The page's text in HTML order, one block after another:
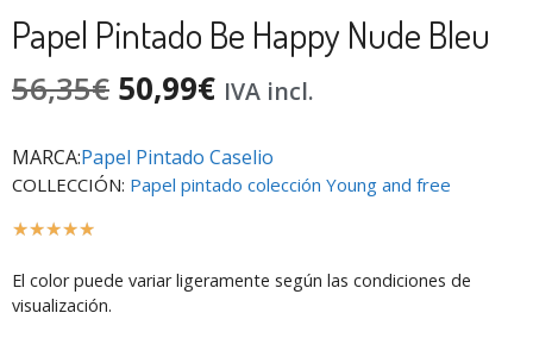
Papel Pintado Be Happy Nude Bleu
56,35€ 50,99€ IVA incl.
MARCA:Papel Pintado Caselio
COLLECCIÓN: Papel pintado colección Young and free
☆☆☆☆☆
El color puede variar ligeramente según las condiciones de
visualización.